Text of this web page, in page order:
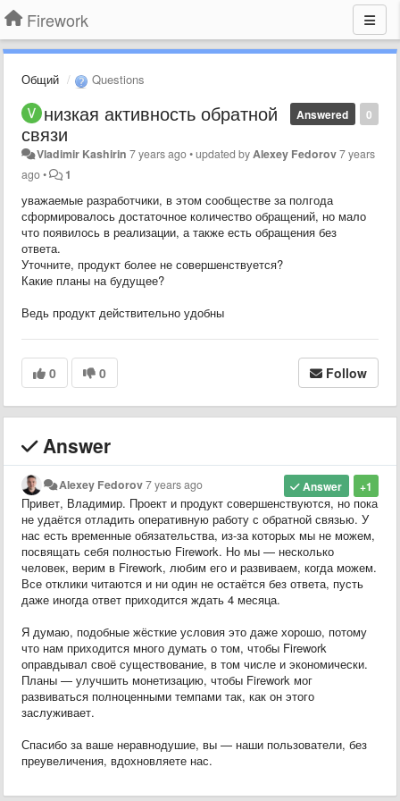
Firework
Общий Questions
0
Answered
низкая активность обратной
связи
Vladimir Kashirin 7 years ago•updated by Alexey Fedorov7 years
ago• 1
уважаемые разработчики, в этом сообществе за полгода
сформировалось достаточное количество обращений, но мало
что появилось в реализации, а также есть обращения без
ответа.
Уточните, продукт более не совершенствуется?
Какие планы на будущее?
Ведь продукт действительно удобны
0 0 Follow
Answer
+1
Answer
Alexey Fedorov7 years ago
Привет, Владимир. Проект и продукт совершенствуются, но пока
не удаётся отладить оперативную работу с обратной связью. У
нас есть временные обязательства, из-за которых мы не можем,
посвящать себя полностью Firework. Но мы — несколько
человек, верим в Firework, любим его и развиваем, когда можем.
Все отклики читаются и ни один не остаётся без ответа, пусть
даже иногда ответ приходится ждать 4 месяца.
Я думаю, подобные жёсткие условия это даже хорошо, потому
что нам приходится много думать о том, чтобы Firework
оправдывал своё существование, в том числе и экономически.
Планы — улучшить монетизацию, чтобы Firework мог
развиваться полноценными темпами так, как он этого
заслуживает.
Спасибо за ваше неравнодушие, вы — наши пользователи, без
преувеличения, вдохновляете нас.